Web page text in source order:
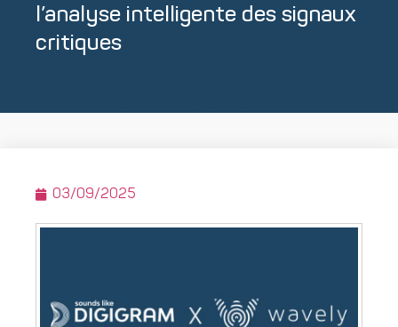
l’analyse intelligente des signaux
critiques
03/09/2025